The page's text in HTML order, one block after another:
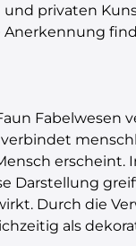
privaten
Anerkennung
Fabelwesen
erscheint.
Darstellung
Durch die
als